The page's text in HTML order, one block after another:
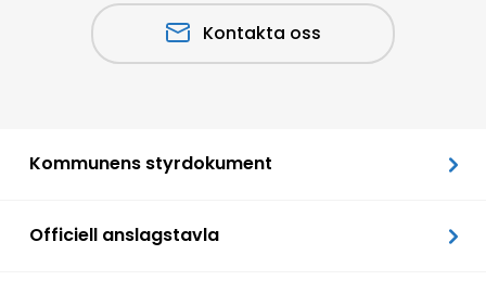
Kontakta oss
Kommunens styrdokument
Officiell anslagstavla